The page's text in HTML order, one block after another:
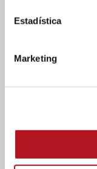
Estadística
Marketing
DOWNLOAD
Manual de uso